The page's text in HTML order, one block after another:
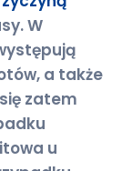
W
a także
zatem
u